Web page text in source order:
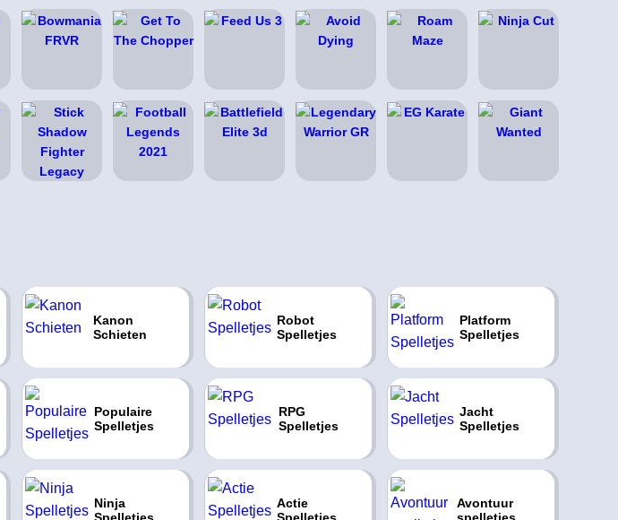
Kanon
Schieten
Robot
Spelletjes
Platform
Spelletjes
Populaire
Spelletjes
RPG
Spelletjes
Jacht
Spelletjes
Ninja
Actie
Avontuur